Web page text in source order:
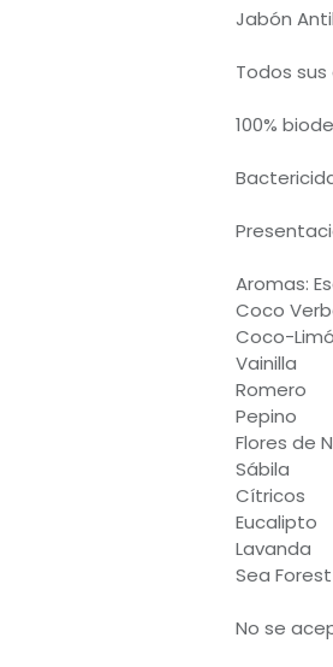
Jabón
Todos
100%
Aromas:
Coco
Coco-
Vainilla
Romero
Pepino
Flores de
Sábila
Cítricos
Eucalipto
Lavanda
Sea Forest
No se